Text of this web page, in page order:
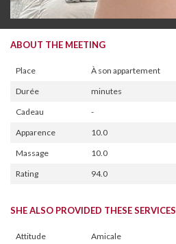
ABOUT THE MEETING
Place
À son appartement
Durée
minutes
Cadeau
-
Apparence
10.0
Massage
10.0
Rating
94.0
SHE ALSO PROVIDED THESE SERVICES
Attitude
Amicale